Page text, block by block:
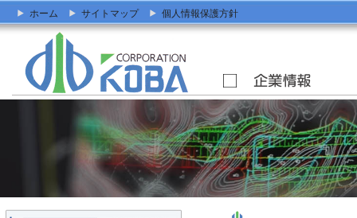
ホーム サイトマップ 個人情報保護方針